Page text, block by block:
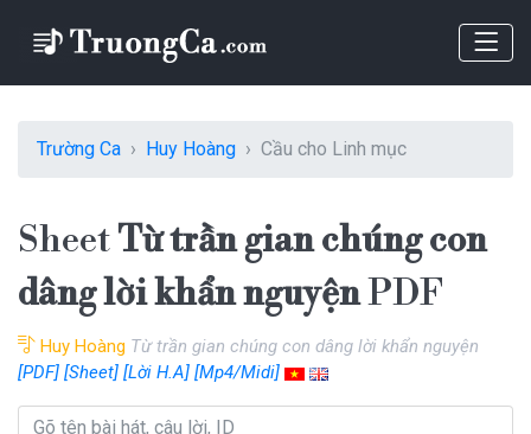
Trường Ca Huy Hoàng Cầu cho Linh mục
SheetTừ trần gian chúng con
dâng lời khẩn nguyệnPDF
Huy Hoàng Từ trần gian chúng con dâng lời khẩn nguyện
[PDF] [Sheet] [Lời H.A] [Mp4/Midi]